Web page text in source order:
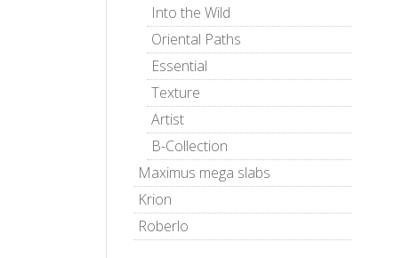
Into the Wild
Oriental Paths
Essential
Texture
Artist
B-Collection
Maximus mega slabs
Krion
Roberlo